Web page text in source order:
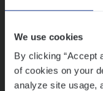
We use cookies
By clicking “Accept
of cookies on your
analyze site usage,